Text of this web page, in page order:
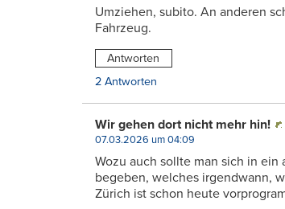
Umziehen, subito. An anderen
Fahrzeug.
Antworten
2 Antworten
Wir gehen dort nicht mehr hin!
07.03.2026 um 04:09
Wozu auch sollte man sich in
begeben, welches irgendwann,
Zürich ist schon heute